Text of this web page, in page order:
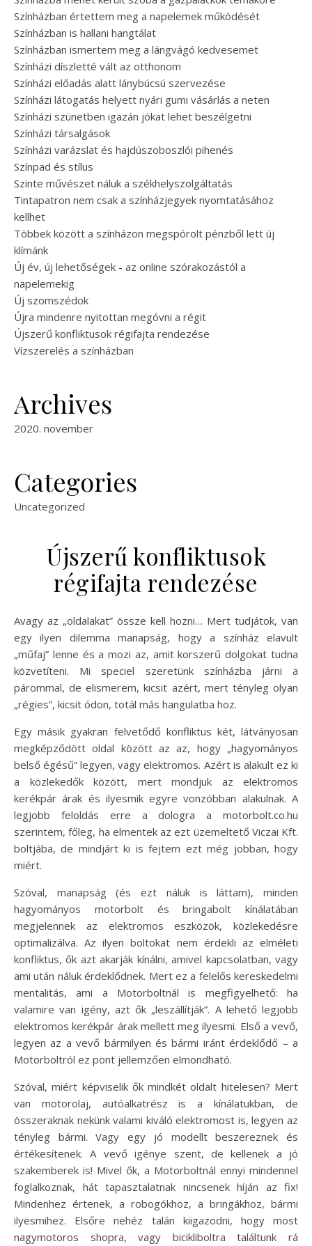
Színházban értettem meg a napelemek működését
Színházban is hallani hangtálat
Színházban ismertem meg a lángvágó kedvesemet
Színházi díszletté vált az otthonom
Színházi előadás alatt lánybúcsú szervezése
Színházi látogatás helyett nyári gumi vásárlás a neten
Színházi szünetben igazán jókat lehet beszélgetni
Színházi társalgások
Színházi varázslat és hajdúszoboszlói pihenés
Színpad és stílus
Szinte művészet náluk a székhelyszolgáltatás
Tintapatron nem csak a színházjegyek nyomtatásához
kellhet
Többek között a színházon megspórolt pénzből lett új
klímánk
Új év, új lehetőségek - az online szórakozástól a
napelemekig
Új szomszédok
Újra mindenre nyitottan megóvni a régit
Újszerű konfliktusok régifajta rendezése
Vízszerelés a színházban
Archives
2020. november
Categories
Uncategorized
Újszerű konfliktusok
régifajta rendezése
Avagy az „oldalakat” össze kell hozni… Mert tudjátok, van
egy ilyen dilemma manapság, hogy a színház elavult
„műfaj” lenne és a mozi az, amit korszerű dolgokat tudna
közvetíteni. Mi speciel szeretünk színházba járni a
párommal, de elismerem, kicsit azért, mert tényleg olyan
„régies”, kicsit ódon, totál más hangulatba hoz.
Egy másik gyakran felvetődő konfliktus két, látványosan
megképződött oldal között az az, hogy „hagyományos
belső égésű” legyen, vagy elektromos. Azért is alakult ez ki
a közlekedők között, mert mondjuk az elektromos
kerékpár árak és ilyesmik egyre vonzóbban alakulnak. A
legjobb feloldás erre a dologra a motorbolt.co.hu
szerintem, főleg, ha elmentek az ezt üzemeltető Viczai Kft.
boltjába, de mindjárt ki is fejtem ezt még jobban, hogy
miért.
Szóval, manapság (és ezt náluk is láttam), minden
hagyományos motorbolt és bringabolt kínálatában
megjelennek az elektromos eszközök, közlekedésre
optimalizálva. Az ilyen boltokat nem érdekli az elméleti
konfliktus, ők azt akarják kínálni, amivel kapcsolatban, vagy
ami után náluk érdeklődnek. Mert ez a felelős kereskedelmi
mentalitás, ami a Motorboltnál is megfigyelhető: ha
valamire van igény, azt ők „leszállítják”. A lehető legjobb
elektromos kerékpár árak mellett meg ilyesmi. Első a vevő,
legyen az a vevő bármilyen és bármi iránt érdeklődő – a
Motorboltról ez pont jellemzően elmondható.
Szóval, miért képviselik ők mindkét oldalt hitelesen? Mert
van motorolaj, autóalkatrész is a kínálatukban, de
összeraknak nekünk valami kiváló elektromost is, legyen az
tényleg bármi. Vagy egy jó modellt beszereznek és
értékesítenek. A vevő igénye szent, de kellenek a jó
szakemberek is! Mivel ők, a Motorboltnál ennyi mindennel
foglalkoznak, hát tapasztalatnak nincsenek híján az fix!
Mindenhez értenek, a robogókhoz, a bringákhoz, bármi
ilyesmihez. Elsőre nehéz talán kiigazodni, hogy most
nagymotoros shopra, vagy bicikliboltra találtunk rá